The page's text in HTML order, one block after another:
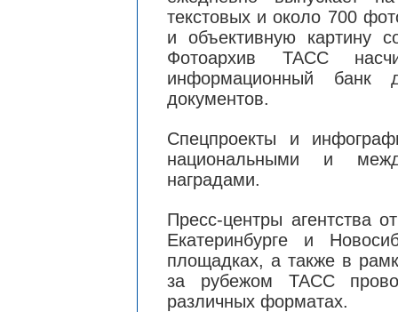
текстовых и около 700
и объективную картину
Фотоархив ТАСС
информационный
документов.
Спецпроекты и
национальными и
наградами.
Пресс-центры агентства
Екатеринбурге и
площадках, а также в
за рубежом ТАСС
различных форматах.